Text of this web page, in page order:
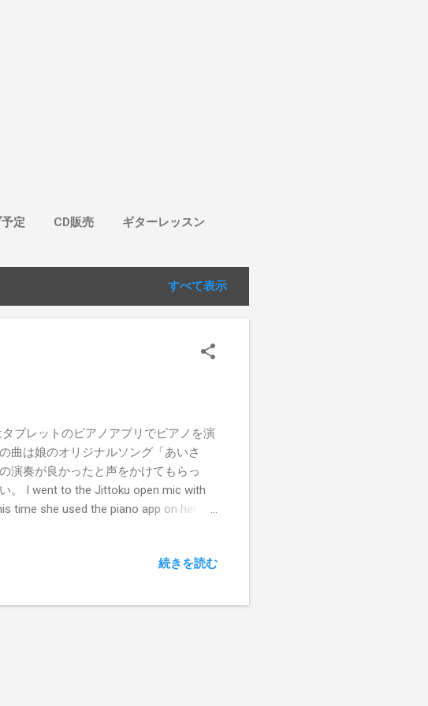
定 CD販売 ギターレッスン
すべて表示
ブレットのピアノアプリでピアノを演
曲は娘のオリジナルソング「あいさ
演奏が良かったと声をかけてもらっ
。 I went to the Jittoku open mic with
time she used the piano app on her
続きを読む